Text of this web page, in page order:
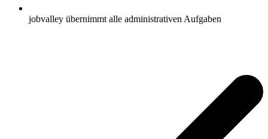
jobvalley übernimmt alle administrativen Aufgaben